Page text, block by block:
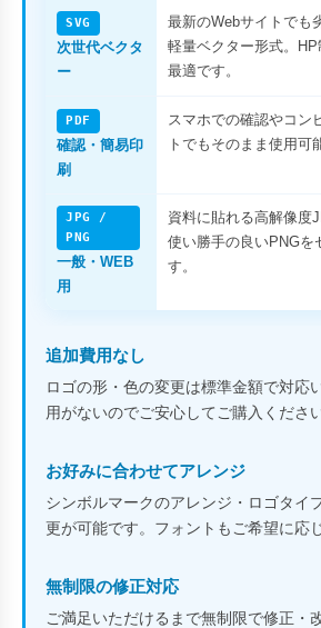
SVG
次世代ベクタ
ー
最新のWebサイトでも
軽量ベクター形式。
最適です。
PDF
確認・簡易印
刷
スマホでの確認やコン
トでもそのまま使用可
JPG /
PNG
一般・WEB
用
資料に貼れる高解像度
使い勝手の良いPNGを
す。
追加費用なし
ロゴの形・色の変更は標準金額で対応
用がないのでご安心してご購入ください
お好みに合わせてアレンジ
シンボルマークのアレンジ・ロゴタイ
更が可能です。フォントもご希望に応
無制限の修正対応
ご満足いただけるまで無制限で修正・